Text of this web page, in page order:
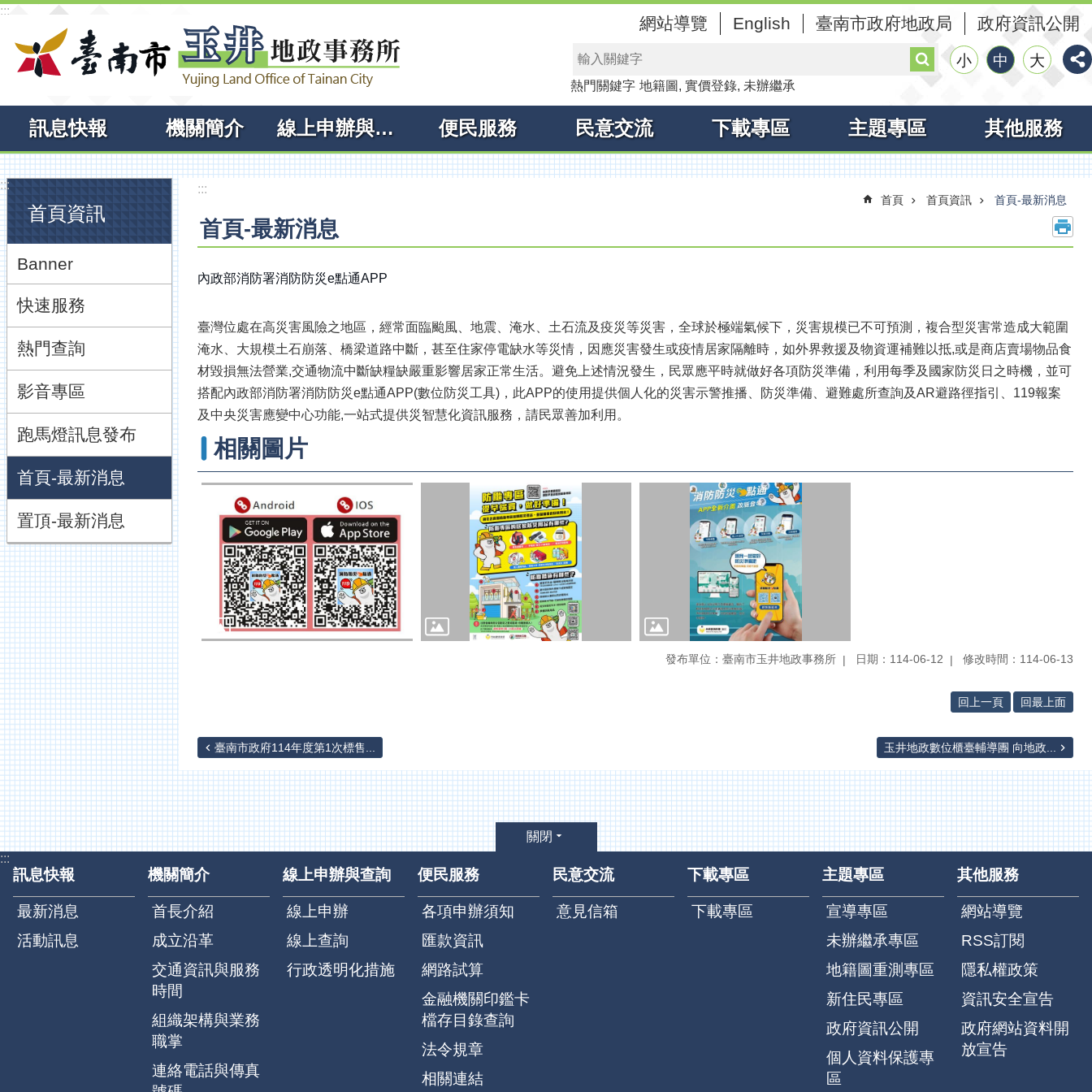
跳到主要內容區塊
:::
網站導覽 English 臺南市政府地政局 政府資訊公開
搜
尋 小 中 大
熱門關鍵字 地籍圖 實價登錄 未辦繼承
訊息快報 機關簡介 線上申辦與查詢 便民服務 民意交流 下載專區 主題專區 其他服務
:::
首頁資訊
Banner
快速服務
熱門查詢
影音專區
跑馬燈訊息發布
首頁-最新消息
置頂-最新消息
:::
首頁 首頁資訊 首頁-最新消息
首頁-最新消息
內政部消防署消防防災e點通APP
臺灣位處在高災害風險之地區，經常面臨颱風、地震、淹水、土石流及疫災等災害，全球於極端氣候下，災害規模已不可預測，複合型災害常造成大範圍
淹水、大規模土石崩落、橋梁道路中斷，甚至住家停電缺水等災情，因應災害發生或疫情居家隔離時，如外界救援及物資運補難以抵,或是商店賣場物品食
材毀損無法營業,交通物流中斷缺糧缺嚴重影響居家正常生活。避免上述情況發生，民眾應平時就做好各項防災準備，利用每季及國家防災日之時機，並可
搭配內政部消防署消防防災e點通APP(數位防災工具)，此APP的使用提供個人化的災害示警推播、防災準備、避難處所查詢及AR避路徑指引、119報案
及中央災害應變中心功能,一站式提供災智慧化資訊服務，請民眾善加利用。
相關圖片
發布單位：臺南市玉井地政事務所 日期：114-06-12 修改時間：114-06-13
回上一頁 回最上面
臺南市政府114年度第1次標售... 玉井地政數位櫃臺輔導團 向地政...
關閉
:::
訊息快報
最新消息
活動訊息
機關簡介
首長介紹
成立沿革
交通資訊與服務
時間
組織架構與業務
職掌
連絡電話與傳真
線上申辦與查詢
線上申辦
線上查詢
行政透明化措施
便民服務
各項申辦須知
匯款資訊
網路試算
金融機關印鑑卡
檔存目錄查詢
法令規章
相關連結
民意交流
意見信箱
下載專區
下載專區
主題專區
宣導專區
未辦繼承專區
地籍圖重測專區
新住民專區
政府資訊公開
個人資料保護專
區
其他服務
網站導覽
RSS訂閱
隱私權政策
資訊安全宣告
政府網站資料開
放宣告